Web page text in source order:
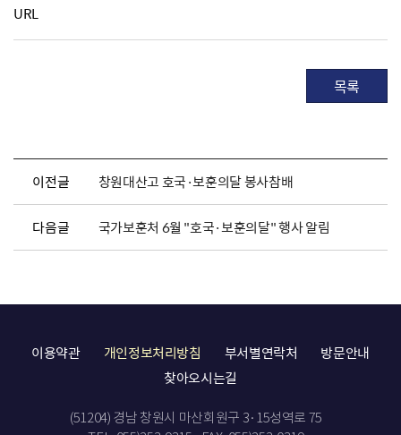
URL
목록
이전글 창원대산고 호국·보훈의달 봉사참배
다음글 국가보훈처 6월 "호국·보훈의달" 행사 알림
이용약관 개인정보처리방침 부서별연락처
방문안내
찾아오시는길
(51204) 경남 창원시 마산회원구 3·15성역로 75